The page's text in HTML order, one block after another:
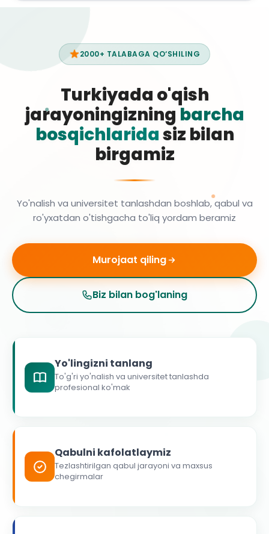
2000+ TALABAGA QO‘SHILING
Turkiyada o'qish
jarayoningizning barcha
bosqichlaridasiz bilan
birgamiz
Yo'nalish va universitet tanlashdan boshlab, qabul va
ro'yxatdan o'tishgacha to'liq yordam beramiz
Murojaat qiling
Biz bilan bog'laning
Yo'lingizni tanlang
To'g'ri yo'nalish va universitet tanlashda
profesional ko'mak
Qabulni kafolatlaymiz
Tezlashtirilgan qabul jarayoni va maxsus
chegirmalar